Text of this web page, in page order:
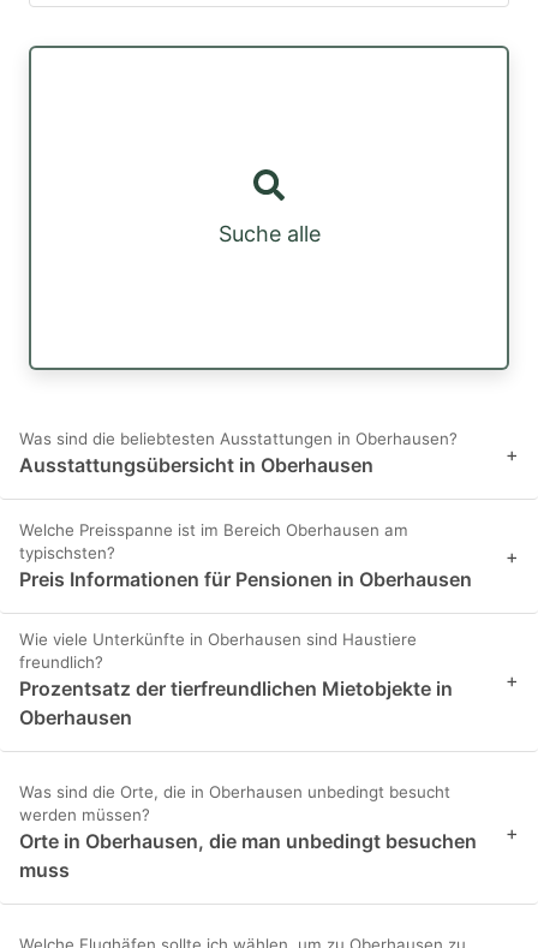
Suche alle
Was sind die beliebtesten Ausstattungen in Oberhausen?
Ausstattungsübersicht in Oberhausen +
Welche Preisspanne ist im Bereich Oberhausen am
typischsten?
Preis Informationen für Pensionen in Oberhausen
+
Wie viele Unterkünfte in Oberhausen sind Haustiere
freundlich?
Prozentsatz der tierfreundlichen Mietobjekte in
Oberhausen
+
Was sind die Orte, die in Oberhausen unbedingt besucht
werden müssen?
Orte in Oberhausen, die man unbedingt besuchen
muss
+